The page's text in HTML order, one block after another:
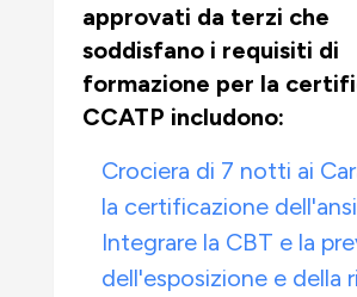
approvati da terzi che
soddisfano i requisiti di
formazione per la
CCATP includono:
Crociera di 7 notti ai
la certificazione
Integrare la CBT e la
dell'esposizione e della